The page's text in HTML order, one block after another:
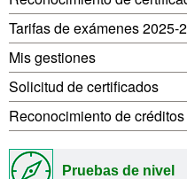
Tarifas de exámenes 2025-
Mis gestiones
Solicitud de certificados
Reconocimiento de créditos
Pruebas de nivel